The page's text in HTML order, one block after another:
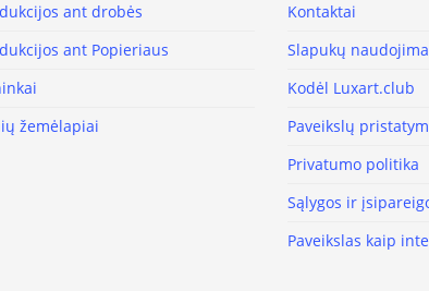
ant drobės
ant Popieriaus
žemėlapiai
Kontaktai
Slapukų
Kodėl Luxart.club
Paveikslų
Privatumo politika
Sąlygos ir
Paveikslas kaip